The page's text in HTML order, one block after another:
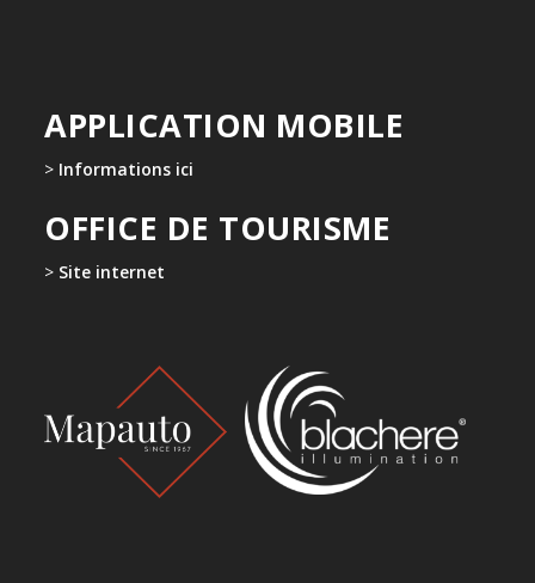
APPLICATION MOBILE
> Informations ici
OFFICE DE TOURISME
> Site internet